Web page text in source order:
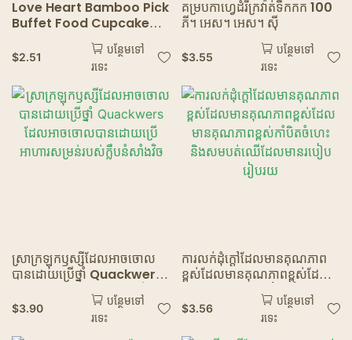
Love Heart Bamboo Pick
Buffet Food Cupcake
Fruit Cocktail Fork
Dessert Salad Stick For
Picnic Wedding Party
Supplies
$2.51
បន្ថែមទៅ
រទេះ
គម្របកាហ្វេដំរីក្រវ៉ាត់ទឹកកក 100
ភី។ អេស។ អេស។ ស៊ី
$3.55
បន្ថែមទៅ
រទេះ
ស្រាក្រឡុកឫស្សីដែលអាចចោល
បានដោយប្រើថ្នាំ Quackwers
ដែលអាចចោលបានដោយប្រើ
អាហារសម្រន់របស់ក្លឹបនំសាំងវិច
$3.90
បន្ថែមទៅ
រទេះ
ការលក់ដុំក្តៅដែលមានគុណភាព
ខ្ពស់ដែលមានគុណភាពខ្ពស់ដែល
មានគុណភាពខ្ពស់កាំបិតចំហេះ
និងសមបត់ឈើដែលមានរបៀប
$3.56
បន្ថែមទៅ
រទេះ